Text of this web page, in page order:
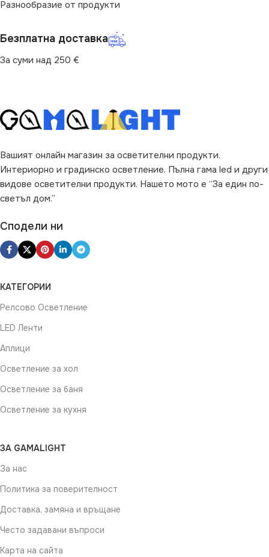
Разнообразие от продукти
Безплатна доставка
За суми над 250 €
Вашият онлайн магазин за осветителни продукти.
Интериорно и градинско осветление. Пълна гама led и други
видове осветителни продукти. Нашето мото е “За един по-
светъл дом.”
Сподели ни
КАТЕГОРИИ
Релсово Осветление
LED Ленти
Аплици
Осветление за хол
Осветление за баня
Осветление за кухня
ЗА GAMALIGHT
За нас
Политика за поверителност
Доставка, замяна и връщане
Често задавани въпроси
Карта на сайта